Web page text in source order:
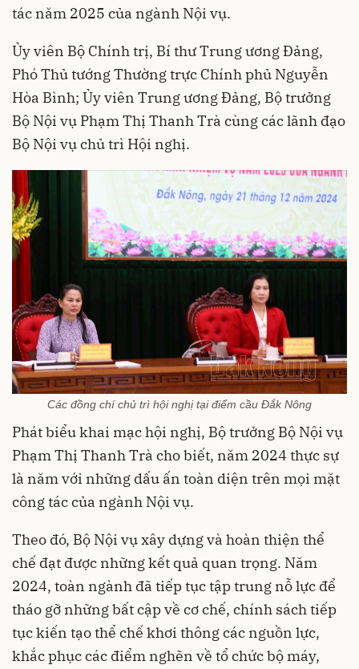
tác năm 2025 của ngành Nội vụ.
Ủy viên Bộ Chính trị, Bí thư Trung ương Đảng,
Phó Thủ tướng Thường trực Chính phủ Nguyễn
Hòa Bình; Ủy viên Trung ương Đảng, Bộ trưởng
Bộ Nội vụ Phạm Thị Thanh Trà cùng các lãnh đạo
Bộ Nội vụ chủ trì Hội nghị.
Các đồng chí chủ trì hội nghị tại điểm cầu Đắk Nông
Phát biểu khai mạc hội nghị, Bộ trưởng Bộ Nội vụ
Phạm Thị Thanh Trà cho biết, năm 2024 thực sự
là năm với những dấu ấn toàn diện trên mọi mặt
công tác của ngành Nội vụ.
Theo đó, Bộ Nội vụ xây dựng và hoàn thiện thể
chế đạt được những kết quả quan trọng. Năm
2024, toàn ngành đã tiếp tục tập trung nỗ lực để
tháo gỡ những bất cập về cơ chế, chính sách tiếp
tục kiến tạo thể chế khơi thông các nguồn lực,
khắc phục các điểm nghẽn về tổ chức bộ máy,